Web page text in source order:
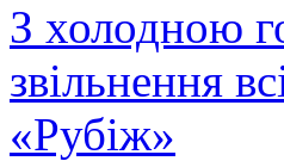
З холодною
звільнення
«Рубіж»